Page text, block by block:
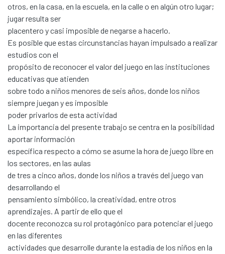
otros, en la casa, en la escuela, en la calle o en algún otro lugar;
jugar resulta ser
placentero y casi imposible de negarse a hacerlo.
Es posible que estas circunstancias hayan impulsado a realizar
estudios con el
propósito de reconocer el valor del juego en las instituciones
educativas que atienden
sobre todo a niños menores de seis años, donde los niños
siempre juegan y es imposible
poder privarlos de esta actividad
La importancia del presente trabajo se centra en la posibilidad
aportar información
específica respecto a cómo se asume la hora de juego libre en
los sectores, en las aulas
de tres a cinco años, donde los niños a través del juego van
desarrollando el
pensamiento simbólico, la creatividad, entre otros
aprendizajes. A partir de ello que el
docente reconozca su rol protagónico para potenciar el juego
en las diferentes
actividades que desarrolle durante la estadía de los niños en la